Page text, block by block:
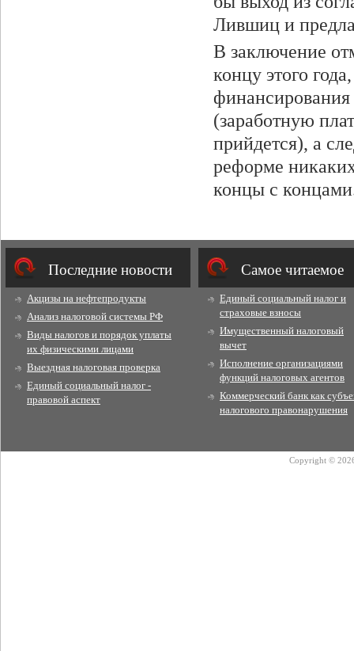
Лившиц и
В заключение
концу этого
(заработную
прийдется), а
реформе
концы с
Последние новости
Акцизы на нефтепродукты
Анализ налоговой системы РФ
Виды налогов и порядок уплаты
их физическими лицами
Выездная налоговая проверка
Единый социальный налог -
правовой аспект
Cамое читаемое
Единый социальный налог и
страховые взносы
Имущественный налоговый
вычет
Исполнение организациями
функций налоговых агентов
Коммерческий банк как
налогового правонарушения
Copyright ©